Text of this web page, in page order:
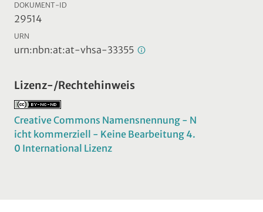
DOKUMENT-ID
29514
URN
urn:nbn:at:at-vhsa-33355
Lizenz-/Rechtehinweis
Creative Commons Namensnennung - N
icht kommerziell - Keine Bearbeitung 4.
0 International Lizenz